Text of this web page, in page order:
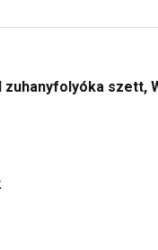
szett,